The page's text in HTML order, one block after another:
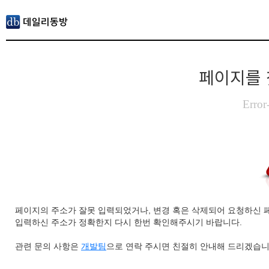
페이지를
페이지의 주소가 잘못 입력되었거나, 변경 혹은 삭제되어 요청하신
입력하신 주소가 정확한지 다시 한번 확인해주시기 바랍니다.
관련 문의 사항은 개발팀 으로 연락 주시면 친절히 안내해 드리겠습